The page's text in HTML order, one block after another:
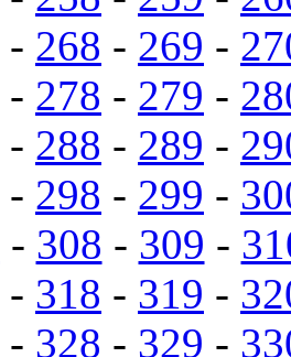
- 268 - 269 -
- 278 - 279 -
- 288 - 289 -
- 298 - 299 -
- 308 - 309 -
- 318 - 319 -
- 328 - 329 -